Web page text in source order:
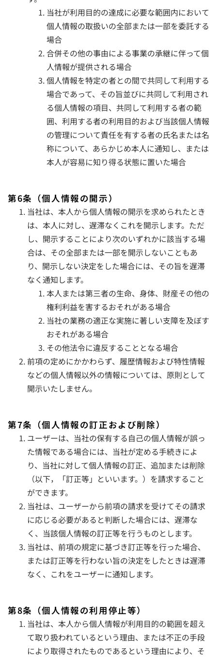
当社が利用目的の達成に必要な範囲内において
個人情報の取扱いの全部または一部を委託する
場合
合併その他の事由による事業の承継に伴って個
人情報が提供される場合
個人情報を特定の者との間で共同して利用する
場合であって、その旨並びに共同して利用され
る個人情報の項目、共同して利用する者の範
囲、利用する者の利用目的および当該個人情報
の管理について責任を有する者の氏名または名
称について、あらかじめ本人に通知し、または
本人が容易に知り得る状態に置いた場合
第6条（個人情報の開示）
当社は、本人から個人情報の開示を求められたとき
は、本人に対し、遅滞なくこれを開示します。ただ
し、開示することにより次のいずれかに該当する場
合は、その全部または一部を開示しないこともあ
り、開示しない決定をした場合には、その旨を遅滞
なく通知します。
本人または第三者の生命、身体、財産その他の
権利利益を害するおそれがある場合
当社の業務の適正な実施に著しい支障を及ぼす
おそれがある場合
その他法令に違反することとなる場合
前項の定めにかかわらず、履歴情報および特性情報
などの個人情報以外の情報については、原則として
開示いたしません。
第7条（個人情報の訂正および削除）
ユーザーは、当社の保有する自己の個人情報が誤っ
た情報である場合には、当社が定める手続きによ
り、当社に対して個人情報の訂正、追加または削除
（以下，「訂正等」といいます。）を請求すること
ができます。
当社は、ユーザーから前項の請求を受けてその請求
に応じる必要があると判断した場合には、遅滞な
く、当該個人情報の訂正等を行うものとします。
当社は、前項の規定に基づき訂正等を行った場合、
または訂正等を行わない旨の決定をしたときは遅滞
なく、これをユーザーに通知します。
第8条（個人情報の利用停止等）
当社は、本人から個人情報が利用目的の範囲を超え
て取り扱われているという理由、または不正の手段
により取得されたものであるという理由により、そ